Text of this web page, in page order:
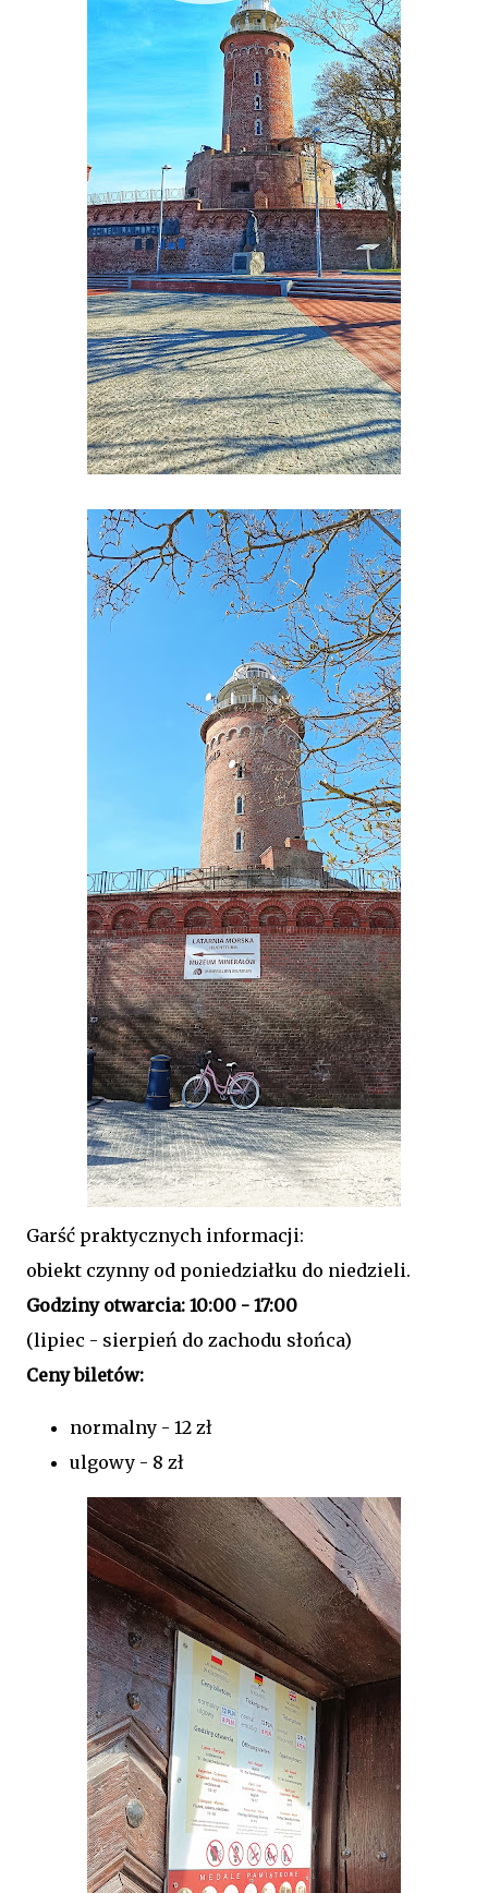
Garść praktycznych informacji:
obiekt czynny od poniedziałku do niedzieli.
Godziny otwarcia: 10:00 - 17:00
(lipiec - sierpień do zachodu słońca)
Ceny biletów:
normalny - 12 zł
ulgowy - 8 zł